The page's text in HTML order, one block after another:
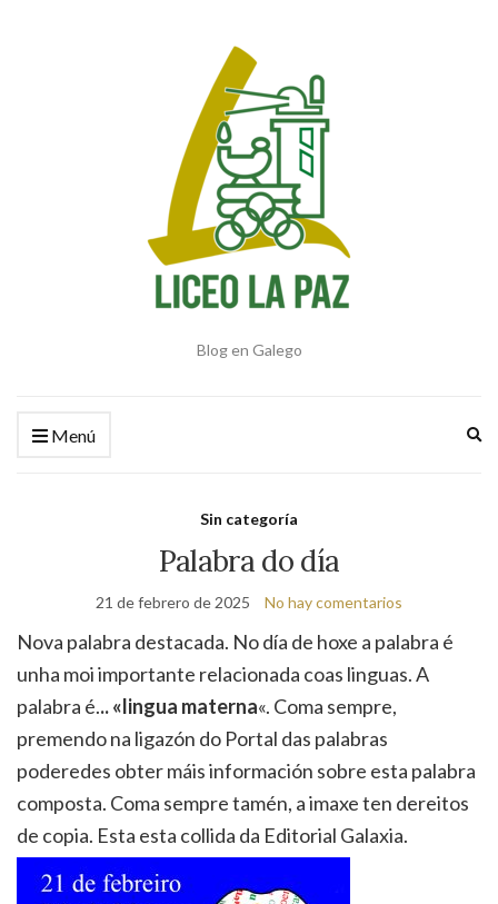
Blog en Galego
Menú
Sin categoría
Palabra do día
21 de febrero de 2025 No hay comentarios
Nova palabra destacada. No día de hoxe a palabra é
unha moi importante relacionada coas linguas. A
palabra é... «lingua materna«. Coma sempre,
premendo na ligazón do Portal das palabras
poderedes obter máis información sobre esta palabra
composta. Coma sempre tamén, a imaxe ten dereitos
de copia. Esta esta collida da Editorial Galaxia.